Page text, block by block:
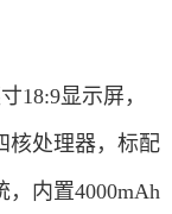
18:9显示屏，
核处理器，标配
，内置4000mAh